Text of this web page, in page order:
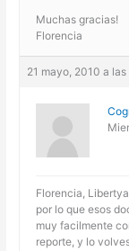
Muchas gracias!
Florencia
21 mayo, 2010 a
Florencia,
por lo que esos
muy facilmente
reporte, y lo